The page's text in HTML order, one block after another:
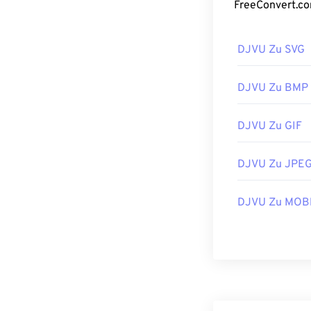
komprimieren.
Wie
Zum Öffnen
DjVu-Browser-
Eine Liste der
DJVU Zu SVG
DJVU Zu BMP
DJVU Zu GIF
DJVU Zu JPEG
DJVU Zu MOBI